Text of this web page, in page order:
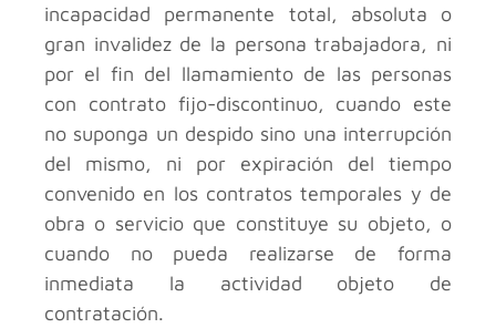
incapacidad permanente total, absoluta o
gran invalidez de la persona trabajadora, ni
por el fin del llamamiento de las personas
con contrato fijo-discontinuo, cuando este
no suponga un despido sino una interrupción
del mismo, ni por expiración del tiempo
convenido en los contratos temporales y de
obra o servicio que constituye su objeto, o
cuando no pueda realizarse de forma
inmediata la actividad objeto de
contratación.